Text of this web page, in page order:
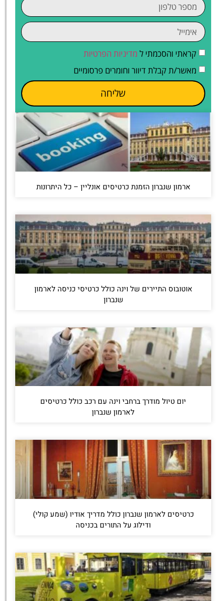
קראתי והסכמתי ל מדיניות הפרטיות
מאשר/ת קבלת דיוור וחומרים פרסומיים
שליחה
ארמון שנברון הזמנת כרטיסים אונליין – כל היתרונות
אוטובוס התיירים של וינה כולל כרטיסי כניסה לארמון
שנברון
יום טיול מודרך ברחבי וינה עם רכב כולל כרטיסים
לארמון שנברון
כרטיסים לארמון שנברון כולל מדריך אודיו (שמע קולי)
ודילוג על התורים בכניסה